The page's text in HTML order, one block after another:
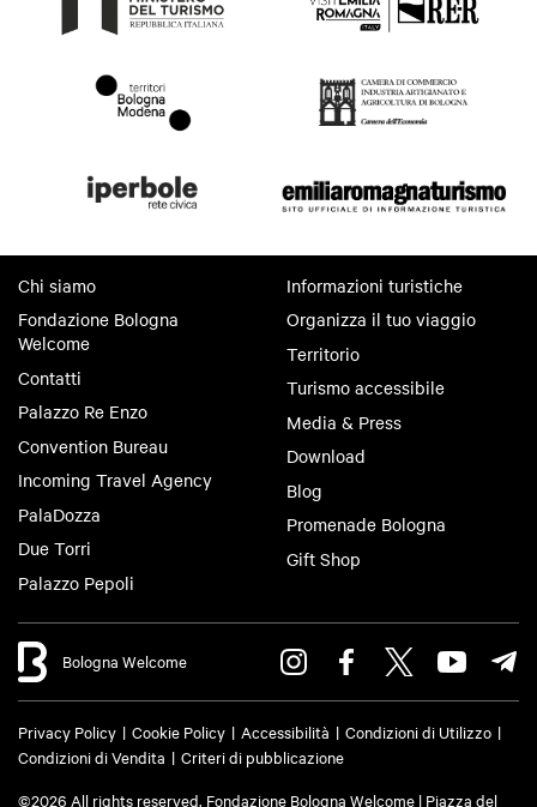
Chi siamo
Fondazione Bologna
Welcome
Contatti
Palazzo Re Enzo
Convention Bureau
Incoming Travel Agency
PalaDozza
Due Torri
Palazzo Pepoli
Informazioni turistiche
Organizza il tuo viaggio
Territorio
Turismo accessibile
Media & Press
Download
Blog
Promenade Bologna
Gift Shop
Bologna Welcome
Privacy Policy Cookie Policy Accessibilità
Condizioni di Utilizzo
Condizioni di Vendita
Criteri di pubblicazione
©2026 All rights reserved. Fondazione Bologna Welcome | Piazza del